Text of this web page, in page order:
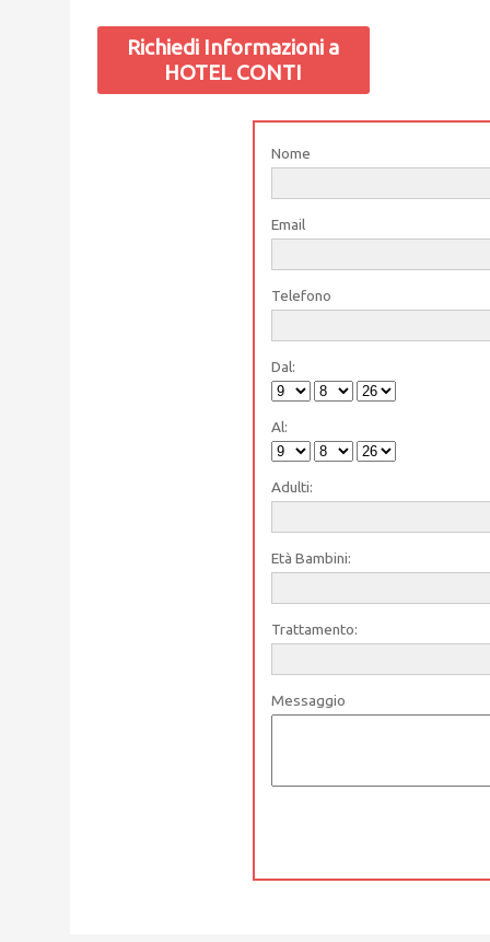
Richiedi Informazioni a
HOTEL CONTI
Nome
Email
Telefono
Dal:
Al:
Adulti:
Età Bambini:
Trattamento:
Messaggio